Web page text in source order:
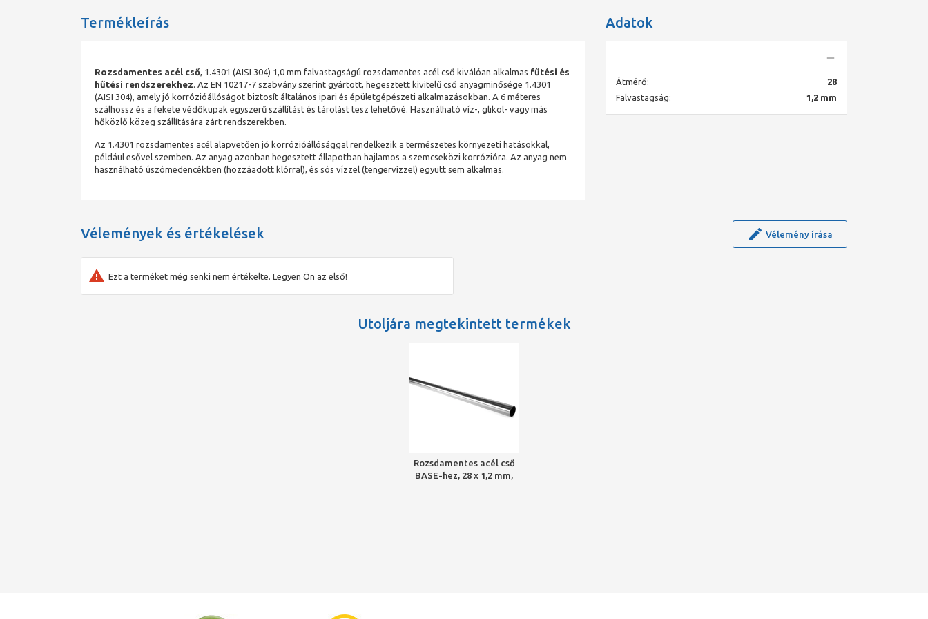
Termékleírás
Rozsdamentes acél cső, 1.4301 (AISI 304) 1,0 mm falvastagságú rozsdamentes acél cső kiválóan alkalmas fűtési és
hűtési rendszerekhez. Az EN 10217-7 szabvány szerint gyártott, hegesztett kivitelű cső anyagminősége 1.4301
(AISI 304), amely jó korrózióállóságot biztosít általános ipari és épületgépészeti alkalmazásokban. A 6 méteres
szálhossz és a fekete védőkupak egyszerű szállítást és tárolást tesz lehetővé. Használható víz-, glikol- vagy más
hőközlő közeg szállítására zárt rendszerekben.
Az 1.4301 rozsdamentes acél alapvetően jó korrózióállósággal rendelkezik a természetes környezeti hatásokkal,
például esővel szemben. Az anyag azonban hegesztett állapotban hajlamos a szemcseközi korrózióra. Az anyag nem
használható úszómedencékben (hozzáadott klórral), és sós vízzel (tengervízzel) együtt sem alkalmas.
Adatok
Átmérő:
28
Falvastagság:
1,2 mm
Vélemények és értékelések Vélemény írása
Ezt a terméket még senki nem értékelte. Legyen Ön az első!
Utoljára megtekintett termékek
Rozsdamentes acél cső
BASE-hez, 28 x 1,2 mm,